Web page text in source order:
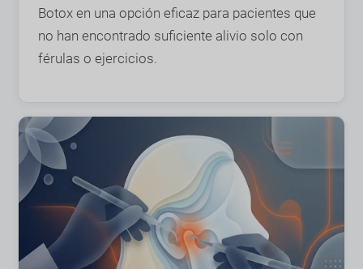
Botox en una opción eficaz para pacientes que
no han encontrado suficiente alivio solo con
férulas o ejercicios.